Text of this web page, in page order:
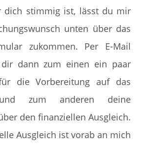
dich stimmig ist, lässt du mir
unten über das
zukommen. Per E-Mail
dann zum einen ein paar
die Vorbereitung auf das
zum anderen deine
den finanziellen Ausgleich.
Ausgleich ist vorab an mich